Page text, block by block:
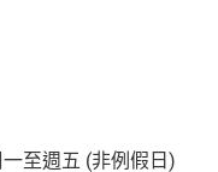
至週五 (非例假日)